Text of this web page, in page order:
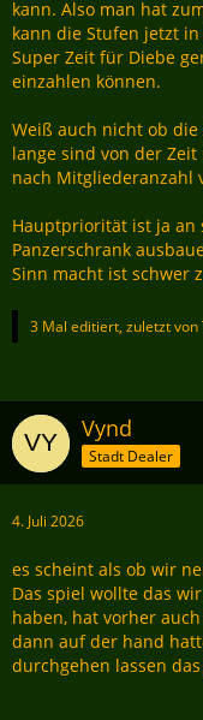
kann. Also man hat
kann die Stufen jetzt
Super Zeit für Diebe
einzahlen können.
Weiß auch nicht ob
lange sind von der
nach Mitgliederanzahl
Hauptpriorität ist ja an
Panzerschrank
Sinn macht ist schwer
3 Mal editiert, zuletzt von
Vynd
Stadt Dealer
4. Juli 2026
es scheint als ob wir
Das spiel wollte das
haben, hat vorher
dann auf der hand
durchgehen lassen